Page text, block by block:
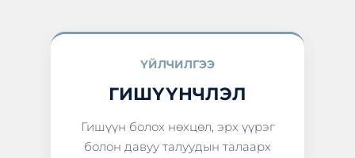
ҮЙЛЧИЛГЭЭ
ГИШҮҮНЧЛЭЛ
Гишүүн болох нөхцөл, эрх үүрэг
болон давуу талуудын талаарх